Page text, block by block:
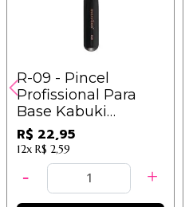
R-09 - Pincel
Profissional Para
Base Kabuki
Chanfrado -
Macrilan - Linha
Rosé
R$ 22,95
12x R$ 2,59